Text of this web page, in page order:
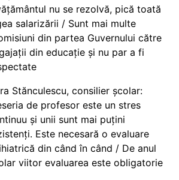
nu se rezolvă, pică toată
salarizării / Sunt mai multe
din partea Guvernului către
din educație și nu par a fi
Stănculescu, consilier școlar:
de profesor este un stres
și unii sunt mai puțini
Este necesară o evaluare
din când în când / De anul
viitor evaluarea este obligatorie